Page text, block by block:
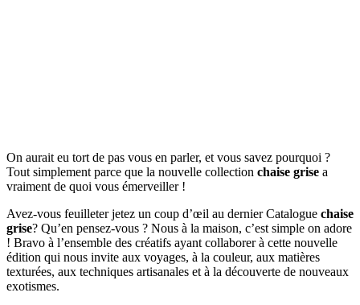
On aurait eu tort de pas vous en parler, et vous savez pourquoi ?
Tout simplement parce que la nouvelle collection chaise grise a
vraiment de quoi vous émerveiller !
Avez-vous feuilleter jetez un coup d’œil au dernier Catalogue chaise
grise? Qu’en pensez-vous ? Nous à la maison, c’est simple on adore
! Bravo à l’ensemble des créatifs ayant collaborer à cette nouvelle
édition qui nous invite aux voyages, à la couleur, aux matières
texturées, aux techniques artisanales et à la découverte de nouveaux
exotismes.